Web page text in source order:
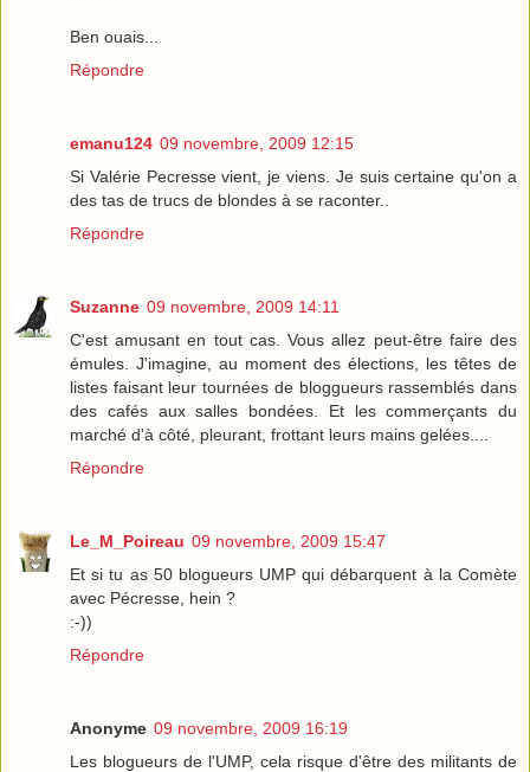
Ben ouais...
Répondre
emanu124 09 novembre, 2009 12:15
Si Valérie Pecresse vient, je viens. Je suis certaine qu'on a
des tas de trucs de blondes à se raconter..
Répondre
Suzanne 09 novembre, 2009 14:11
C'est amusant en tout cas. Vous allez peut-être faire des
émules. J'imagine, au moment des élections, les têtes de
listes faisant leur tournées de bloggueurs rassemblés dans
des cafés aux salles bondées. Et les commerçants du
marché d'à côté, pleurant, frottant leurs mains gelées....
Répondre
Le_M_Poireau 09 novembre, 2009 15:47
Et si tu as 50 blogueurs UMP qui débarquent à la Comète
avec Pécresse, hein ?
:-))
Répondre
Anonyme 09 novembre, 2009 16:19
Les blogueurs de l'UMP, cela risque d'être des militants de